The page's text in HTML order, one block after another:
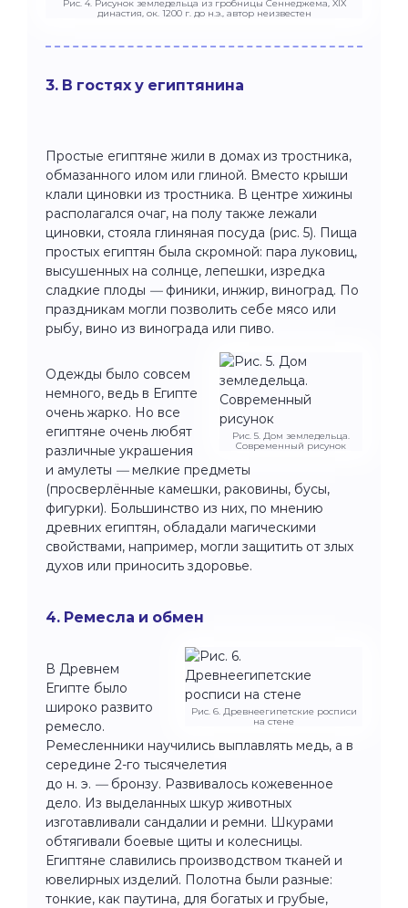
Рис. 4. Рисунок земледельца из гробницы Сеннеджема, XIX
династия, ок. 1200 г. до н.э., автор неизвестен
3. В гостях у египтянина
Простые египтяне жили в домах из тростника,
обмазанного илом или глиной. Вместо крыши
клали циновки из тростника. В центре хижины
располагался очаг, на полу также лежали
циновки, стояла глиняная посуда (рис. 5). Пища
простых египтян была скромной: пара луковиц,
высушенных на солнце, лепешки, изредка
сладкие плоды —финики, инжир, виноград. По
праздникам могли позволить себе мясо или
рыбу, вино из винограда или пиво.
Рис. 5. Дом земледельца.
Современный рисунок
Одежды было совсем
немного, ведь в Египте
очень жарко. Но все
египтяне очень любят
различные украшения
и амулеты —мелкие предметы
(просверлённые камешки, раковины, бусы,
фигурки). Большинство из них, по мнению
древних египтян, обладали магическими
свойствами, например, могли защитить от злых
духов или приносить здоровье.
4. Ремесла и обмен
Рис. 6. Древнеегипетские росписи
на стене
В Древнем
Египте было
широко развито
ремесло.
Ремесленники научились выплавлять медь, а в
середине 2-го тысячелетия
до н. э. —бронзу. Развивалось кожевенное
дело. Из выделанных шкур животных
изготавливали сандалии и ремни. Шкурами
обтягивали боевые щиты и колесницы.
Египтяне славились производством тканей и
ювелирных изделий. Полотна были разные:
тонкие, как паутина, для богатых и грубые,